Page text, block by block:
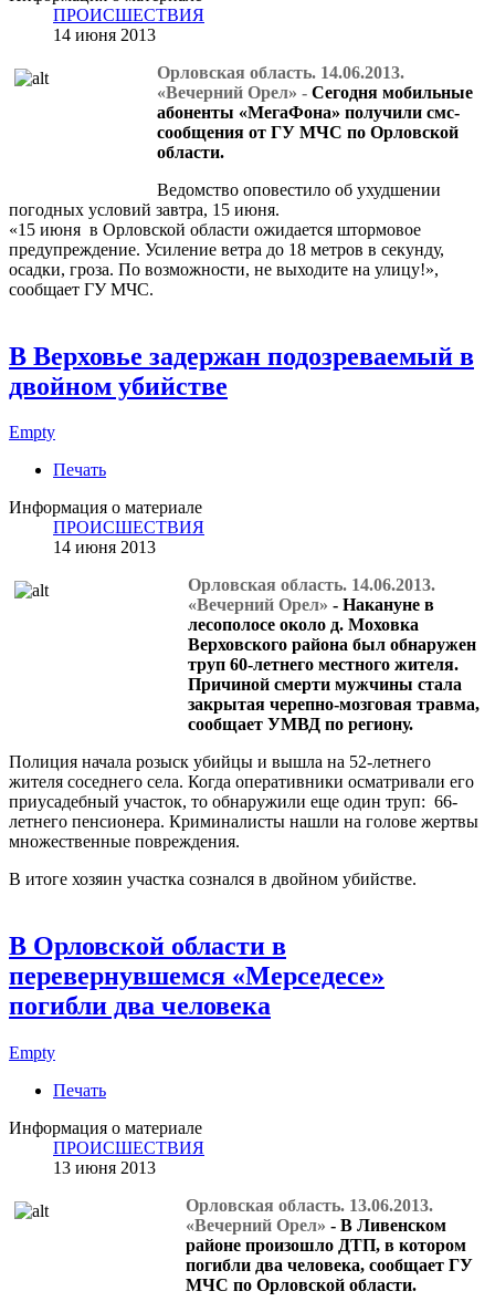
ПРОИСШЕСТВИЯ
14 июня 2013
Орловская область. 14.06.2013.
«Вечерний Орел» - Сегодня мобильные
абоненты «МегаФона» получили смс-
сообщения от ГУ МЧС по Орловской
области.
Ведомство оповестило об ухудшении
погодных условий завтра, 15 июня.
«15 июня в Орловской области ожидается штормовое
предупреждение. Усиление ветра до 18 метров в секунду,
осадки, гроза. По возможности, не выходите на улицу!»,
сообщает ГУ МЧС.
В Верховье задержан подозреваемый в
двойном убийстве
Empty
Печать
Информация о материале
ПРОИСШЕСТВИЯ
14 июня 2013
Орловская область. 14.06.2013.
«Вечерний Орел» - Накануне в
лесополосе около д. Моховка
Верховского района был обнаружен
труп 60-летнего местного жителя.
Причиной смерти мужчины стала
закрытая черепно-мозговая травма,
сообщает УМВД по региону.
Полиция начала розыск убийцы и вышла на 52-летнего
жителя соседнего села. Когда оперативники осматривали его
приусадебный участок, то обнаружили еще один труп: 66-
летнего пенсионера. Криминалисты нашли на голове жертвы
множественные повреждения.
В итоге хозяин участка сознался в двойном убийстве.
В Орловской области в
перевернувшемся «Мерседесе»
погибли два человека
Empty
Печать
Информация о материале
ПРОИСШЕСТВИЯ
13 июня 2013
Орловская область. 13.06.2013.
«Вечерний Орел» - В Ливенском
районе произошло ДТП, в котором
погибли два человека, сообщает ГУ
МЧС по Орловской области.